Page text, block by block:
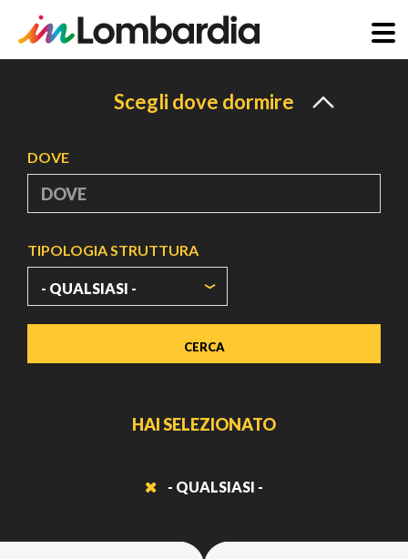
Scegli dove dormire
DOVE
TIPOLOGIA STRUTTURA
HAI SELEZIONATO
- QUALSIASI -